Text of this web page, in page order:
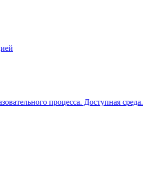
процесса. Доступная среда.